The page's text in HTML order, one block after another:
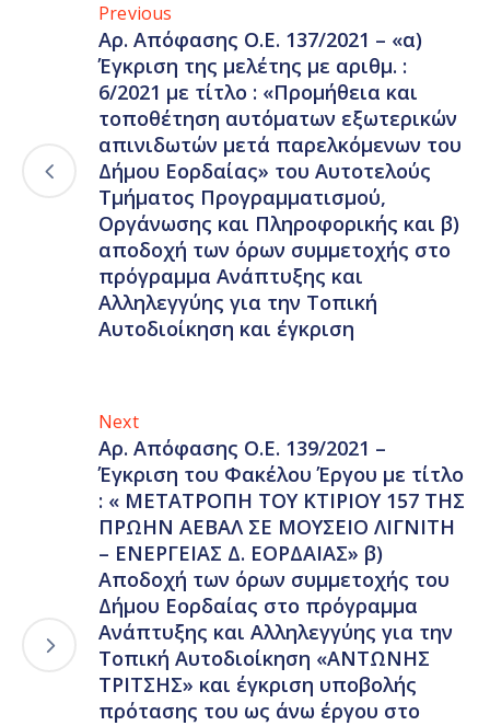
Previous
Αρ. Απόφασης Ο.Ε. 137/2021 – «α)
Έγκριση της μελέτης με αριθμ. :
6/2021 με τίτλο : «Προμήθεια και
τοποθέτηση αυτόματων εξωτερικών
απινιδωτών μετά παρελκόμενων του
Δήμου Εορδαίας» του Αυτοτελούς
Τμήματος Προγραμματισμού,
Οργάνωσης και Πληροφορικής και β)
αποδοχή των όρων συμμετοχής στο
πρόγραμμα Ανάπτυξης και
Αλληλεγγύης για την Τοπική
Αυτοδιοίκηση και έγκριση
Next
Αρ. Απόφασης Ο.Ε. 139/2021 –
Έγκριση του Φακέλου Έργου με τίτλο
: « ΜΕΤΑΤΡΟΠΗ TOY ΚΤΙΡΙΟΥ 157 ΤΗΣ
ΠΡΩΗΝ ΑΕΒΑΛ ΣΕ ΜΟΥΣΕΙΟ ΛΙΓΝΙΤΗ
– ΕΝΕΡΓΕΙΑΣ Δ. ΕΟΡΔΑΙΑΣ» β)
Αποδοχή των όρων συμμετοχής του
Δήμου Εορδαίας στο πρόγραμμα
Ανάπτυξης και Αλληλεγγύης για την
Τοπική Αυτοδιοίκηση «ΑΝΤΩΝΗΣ
ΤΡΙΤΣΗΣ» και έγκριση υποβολής
πρότασης του ως άνω έργου στο